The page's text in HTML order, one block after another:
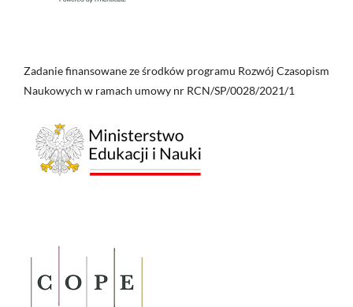
Zadanie finansowane ze środków programu Rozwój Czasopism
Naukowych w ramach umowy nr RCN/SP/0028/2021/1